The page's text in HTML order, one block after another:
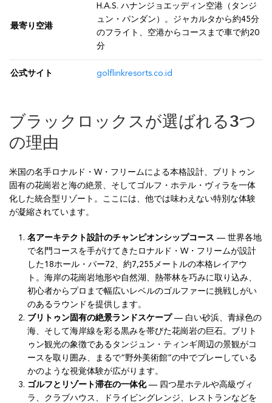
最寄り空港
H.A.S. ハナンジョエッディン空港（タンジ
ュン・パンダン）。ジャカルタから約45分
のフライト、空港からコースまで車で約20
分
公式サイト golflinkresorts.co.id
ブラックロックスが選ばれる3つ
の理由
米国の名手ロナルド・W・フリームによる本格設計、ブリトゥン
固有の花崗岩と海の絶景、そしてゴルフ・ホテル・ヴィラを一体
化した統合型リゾート。ここには、他では味わえない特別な体験
が凝縮されています。
名アーキテクト設計のチャンピオンシップコース — 世界各地
で名門コースを手がけてきたロナルド・W・フリームが設計
した18ホール・パー72、約7,255メートルの本格レイアウ
ト。海岸の花崗岩地形や自然湖、熱帯林を巧みに取り込み、
初心者からプロまで幅広いレベルのゴルファーに挑戦しがい
のあるラウンドを提供します。
ブリトゥン固有の絶景ランドスケープ— 白い砂浜、青緑色の
海、そして海岸線を彩る黒みを帯びた花崗岩の巨石。ブリト
ゥン観光の象徴であるタンジュン・ティンギ周辺の景観がコ
ースを取り囲み、まるで“野外美術館”の中でプレーしている
かのような視覚体験が広がります。
ゴルフとリゾート滞在の一体化— 四つ星ホテルや高級ヴィ
ラ、クラブハウス、ドライビングレンジ、レストランなどを